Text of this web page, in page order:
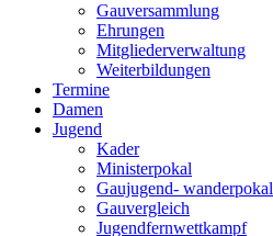
Gauversammlung
Ehrungen
Mitgliederverwaltung
Weiterbildungen
Termine
Damen
Jugend
Kader
Ministerpokal
Gaujugend- wanderpokal
Gauvergleich
Jugendfernwettkampf